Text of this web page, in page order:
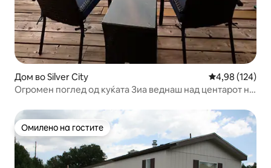
Дом во Silver City Просечна
4,98 (124)
Огромен поглед од куќата Зиа веднаш над центарот на
Омилено на гостите
Омилено на гостите